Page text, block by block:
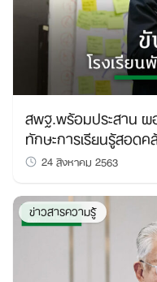
สพฐ.พร้อมประสาน ผ
ทักษะการเรียนรู้สอด
24 สิงหาคม 2563
ข่าวสารความรู้